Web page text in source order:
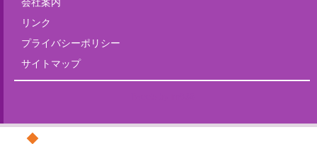
リンク
プライバシーポリシー
サイトマップ